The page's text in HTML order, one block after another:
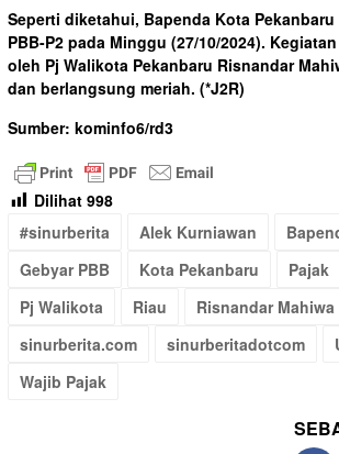
Seperti diketahui, Bapenda Kota
PBB-P2 pada Minggu (27/10/2024).
oleh Pj Walikota Pekanbaru Risnandar
dan berlangsung meriah. (*J2R)
Sumber: kominfo6/rd3
Dilihat 998
#sinurberita
Alek Kurniawan
Gebyar PBB
Kota Pekanbaru Pajak
Pj Walikota
Riau Risnandar Mahiwa
sinurberita.com
sinurberitadotcom
Wajib Pajak